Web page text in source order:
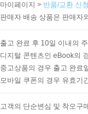
마이페이지 > 반품/교환 신
판매자 배송 상품은 판매자
출고 완료 후 10일 이내의
디지털 콘텐츠인 eBook의
중고상품의 경우 출고 완료
모바일 쿠폰의 경우 유효기
고객의 단순변심 및 착오구